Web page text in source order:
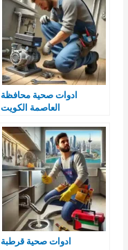
ادوات صحية محافظة
العاصمة الكويت
ادوات صحية قرطبة